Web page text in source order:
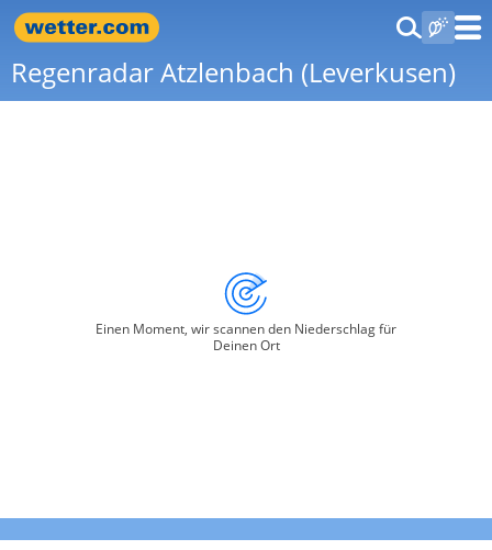
Regenradar Atzlenbach (Leverkusen)
Einen Moment, wir scannen den Niederschlag für
Deinen Ort